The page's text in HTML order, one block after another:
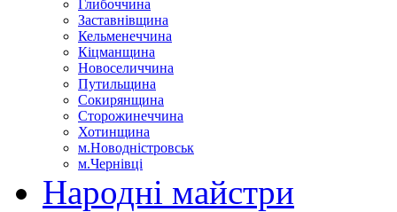
Глибоччина
Заставнівщина
Кельменеччина
Кіцманщина
Новоселиччина
Путильщина
Сокирянщина
Сторожинеччина
Хотинщина
м.Новодністровськ
м.Чернівці
Народні майстри